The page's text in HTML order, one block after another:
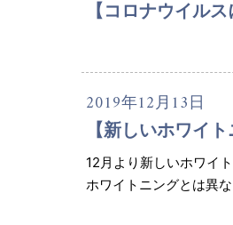
【コロナウイル
2019年12月13日
【新しいホワイ
12月より新しいホワイ
ホワイトニングとは異